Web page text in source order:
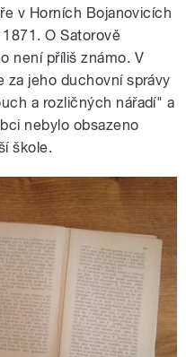
v Horních Bojanovicích
O Satorově
není příliš známo. V
za jeho duchovní správy
a rozličných nářadí" a
nebylo obsazeno
škole.